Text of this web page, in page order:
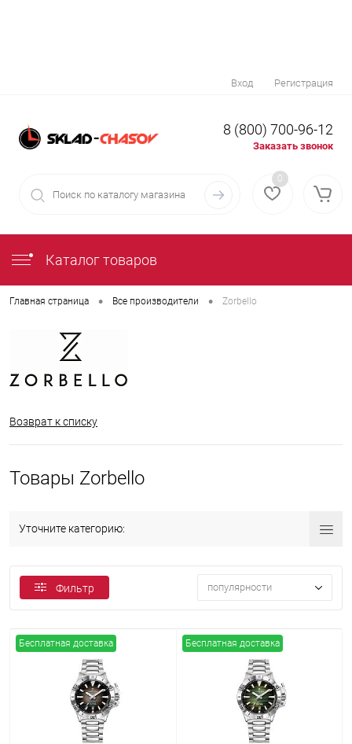
Вход Регистрация
8 (800) 700-96-12
Заказать звонок
0
Каталог товаров
Главная страница • Все производители • Zorbello
Возврат к списку
Товары Zorbello
Уточните категорию:
Фильтр популярности
Бесплатная доставка Бесплатная доставка